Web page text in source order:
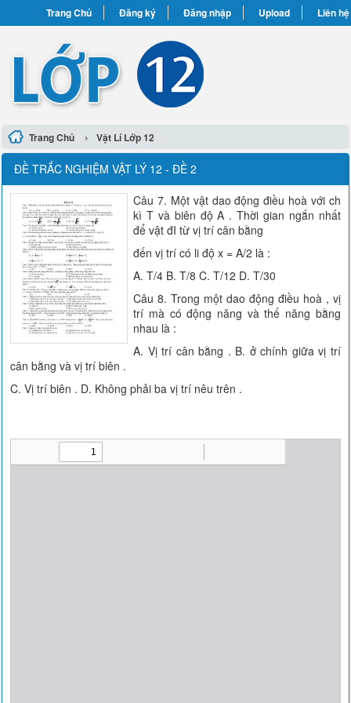
Trang Chủ Đăng ký Đăng nhập Upload Liên hệ
Trang Chủ › Vật Lí Lớp 12
ĐỀ TRẮC NGHIỆM VẬT LÝ 12 - ĐỀ 2
Câu 7. Một vật dao động điều hoà với ch
kì T và biên độ A . Thời gian ngắn nhất
để vật đI từ vị trí cân bằng
đến vị trí có li độ x = A/2 là :
A. T/4 B. T/8 C. T/12 D. T/30
Câu 8. Trong một dao động điều hoà , vị
trí mà có động năng và thế năng bằng
nhau là :
A. Vị trí cân bằng . B. ở chính giữa vị trí
cân bằng và vị trí biên .
C. Vị trí biên . D. Không phải ba vị trí nêu trên .